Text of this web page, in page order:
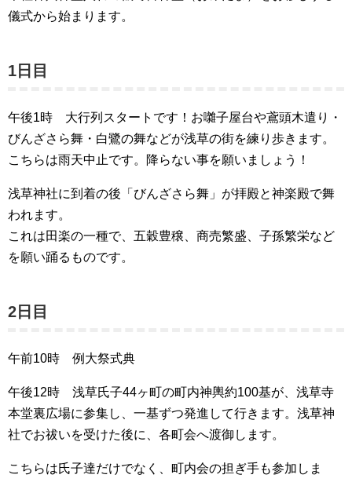
儀式から始まります。
1日目
午後1時 大行列スタートです！お囃子屋台や鳶頭木遣り・
びんざさら舞・白鷺の舞などが浅草の街を練り歩きます。
こちらは雨天中止です。降らない事を願いましょう！
浅草神社に到着の後「びんざさら舞」が拝殿と神楽殿で舞
われます。
これは田楽の一種で、五穀豊穣、商売繁盛、子孫繁栄など
を願い踊るものです。
2日目
午前10時 例大祭式典
午後12時 浅草氏子44ヶ町の町内神輿約100基が、浅草寺
本堂裏広場に参集し、一基ずつ発進して行きます。浅草神
社でお祓いを受けた後に、各町会へ渡御します。
こちらは氏子達だけでなく、町内会の担ぎ手も参加しま